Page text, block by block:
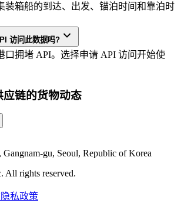
装箱船的到达、出发、锚泊时间和靠泊时
访问此数据吗?
口拥堵 API。选择申请 API 访问开始使
链的货物动态
Gangnam-gu, Seoul, Republic of Korea
All rights reserved.
隐私政策